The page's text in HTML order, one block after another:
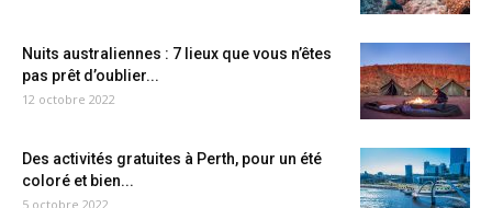
Nuits australiennes : 7 lieux que vous n’êtes
pas prêt d’oublier...
12 octobre 2022
Des activités gratuites à Perth, pour un été
coloré et bien...
5 octobre 2022